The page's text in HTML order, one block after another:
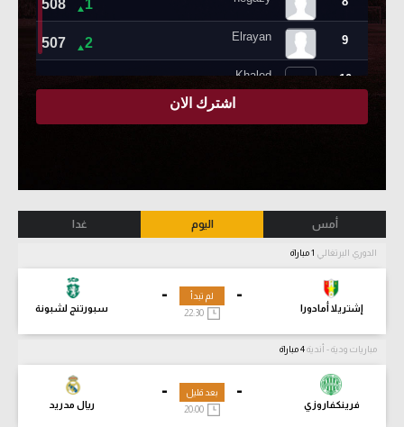
أمس اليوم غدا
الدوري البرتغالي
-
إشتريلا أمادورا
-
سبورتنج لشبونة
لم تبدأ
مباريات ودية - أندية
-
فرينكفاروزي
-
ريال مدريد
بعد قليل